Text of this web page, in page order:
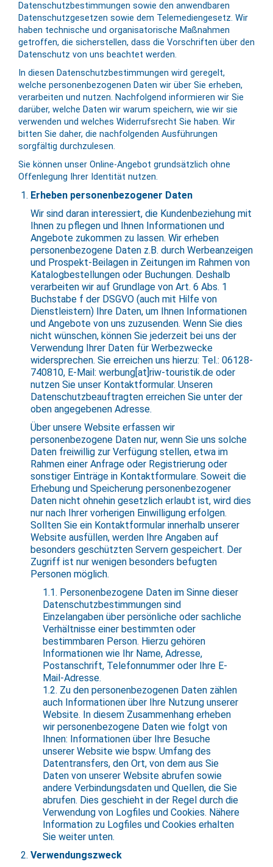
Datenschutzbestimmungen sowie den anwendbaren
Datenschutzgesetzen sowie dem Telemediengesetz. Wir
haben technische und organisatorische Maßnahmen
getroffen, die sicherstellen, dass die Vorschriften über den
Datenschutz von uns beachtet werden.
In diesen Datenschutzbestimmungen wird geregelt,
welche personenbezogenen Daten wir über Sie erheben,
verarbeiten und nutzen. Nachfolgend informieren wir Sie
darüber, welche Daten wir warum speichern, wie wir sie
verwenden und welches Widerrufsrecht Sie haben. Wir
bitten Sie daher, die nachfolgenden Ausführungen
sorgfältig durchzulesen.
Sie können unser Online-Angebot grundsätzlich ohne
Offenlegung Ihrer Identität nutzen.
Erheben personenbezogener Daten
Wir sind daran interessiert, die Kundenbeziehung mit
Ihnen zu pflegen und Ihnen Informationen und
Angebote zukommen zu lassen. Wir erheben
personenbezogene Daten z.B. durch Werbeanzeigen
und Prospekt-Beilagen in Zeitungen im Rahmen von
Katalogbestellungen oder Buchungen. Deshalb
verarbeiten wir auf Grundlage von Art. 6 Abs. 1
Buchstabe f der DSGVO (auch mit Hilfe von
Dienstleistern) Ihre Daten, um Ihnen Informationen
und Angebote von uns zuzusenden. Wenn Sie dies
nicht wünschen, können Sie jederzeit bei uns der
Verwendung Ihrer Daten für Werbezwecke
widersprechen. Sie erreichen uns hierzu: Tel.: 06128-
740810, E-Mail: werbung[at]riw-touristik.de oder
nutzen Sie unser Kontaktformular. Unseren
Datenschutzbeauftragten erreichen Sie unter der
oben angegebenen Adresse.
Über unsere Website erfassen wir
personenbezogene Daten nur, wenn Sie uns solche
Daten freiwillig zur Verfügung stellen, etwa im
Rahmen einer Anfrage oder Registrierung oder
sonstiger Einträge in Kontaktformulare. Soweit die
Erhebung und Speicherung personenbezogener
Daten nicht ohnehin gesetzlich erlaubt ist, wird dies
nur nach Ihrer vorherigen Einwilligung erfolgen.
Sollten Sie ein Kontaktformular innerhalb unserer
Website ausfüllen, werden Ihre Angaben auf
besonders geschützten Servern gespeichert. Der
Zugriff ist nur wenigen besonders befugten
Personen möglich.
1.1. Personenbezogene Daten im Sinne dieser
Datenschutzbestimmungen sind
Einzelangaben über persönliche oder sachliche
Verhältnisse einer bestimmten oder
bestimmbaren Person. Hierzu gehören
Informationen wie Ihr Name, Adresse,
Postanschrift, Telefonnummer oder Ihre E-
Mail-Adresse.
1.2. Zu den personenbezogenen Daten zählen
auch Informationen über Ihre Nutzung unserer
Website. In diesem Zusammenhang erheben
wir personenbezogene Daten wie folgt von
Ihnen: Informationen über Ihre Besuche
unserer Website wie bspw. Umfang des
Datentransfers, den Ort, von dem aus Sie
Daten von unserer Website abrufen sowie
andere Verbindungsdaten und Quellen, die Sie
abrufen. Dies geschieht in der Regel durch die
Verwendung von Logfiles und Cookies. Nähere
Information zu Logfiles und Cookies erhalten
Sie weiter unten.
Verwendungszweck